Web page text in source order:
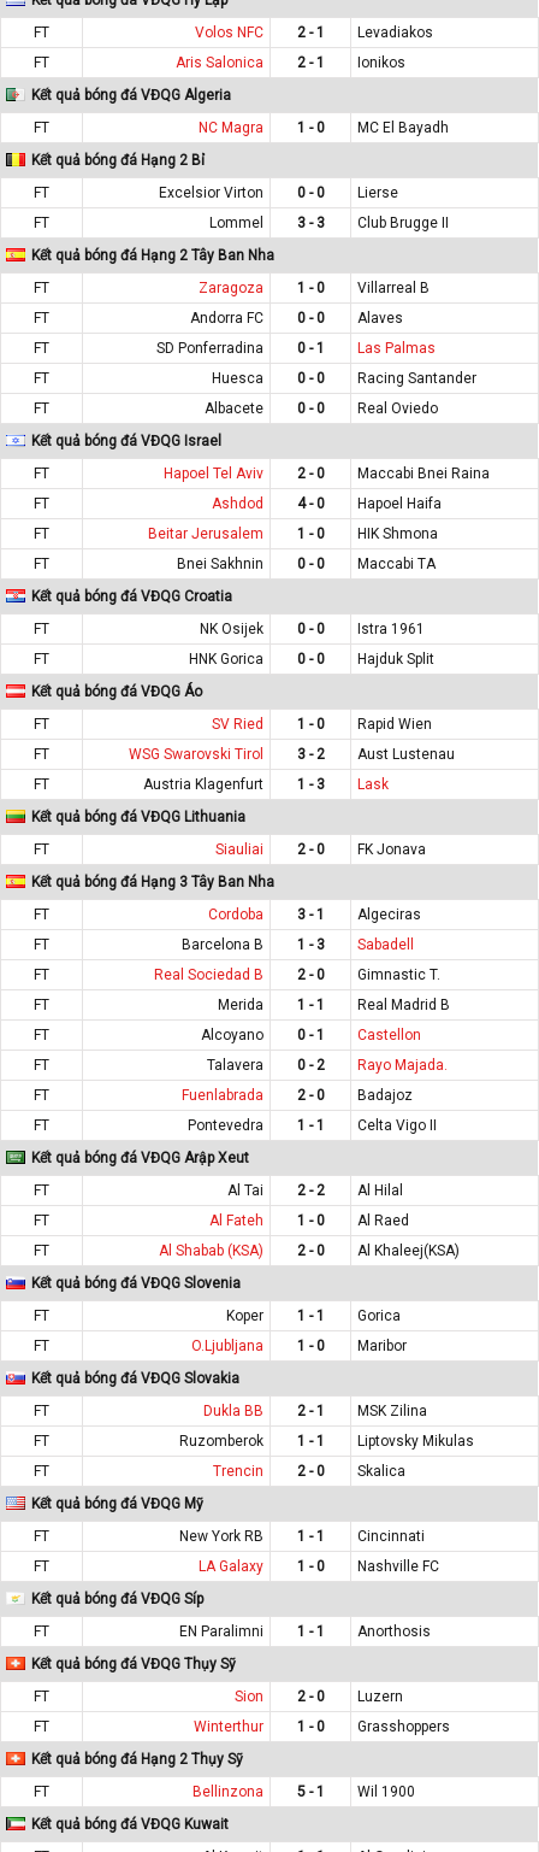
FT
Volos NFC 2 - 1
Levadiakos
FT
Aris Salonica 2 - 1
Ionikos
Kết quả bóng đá VĐQG Algeria
FT
NC Magra 1 - 0
MC El Bayadh
Kết quả bóng đá Hạng 2 Bỉ
FT
Excelsior Virton 0 - 0
Lierse
FT
Lommel 3 - 3
Club Brugge II
Kết quả bóng đá Hạng 2 Tây Ban Nha
FT
Zaragoza 1 - 0
Villarreal B
FT
Andorra FC 0 - 0
Alaves
FT
SD Ponferradina 0 - 1
Las Palmas
FT
Huesca 0 - 0
Racing Santander
FT
Albacete 0 - 0
Real Oviedo
Kết quả bóng đá VĐQG Israel
FT
Hapoel Tel Aviv 2 - 0
Maccabi Bnei Raina
FT
Ashdod 4 - 0
Hapoel Haifa
FT
Beitar Jerusalem 1 - 0
HIK Shmona
FT
Bnei Sakhnin 0 - 0
Maccabi TA
Kết quả bóng đá VĐQG Croatia
FT
NK Osijek 0 - 0
Istra 1961
FT
HNK Gorica 0 - 0
Hajduk Split
Kết quả bóng đá VĐQG Áo
FT
SV Ried 1 - 0
Rapid Wien
FT
WSG Swarovski Tirol 3 - 2
Aust Lustenau
FT
Austria Klagenfurt 1 - 3
Lask
Kết quả bóng đá VĐQG Lithuania
FT
Siauliai 2 - 0
FK Jonava
Kết quả bóng đá Hạng 3 Tây Ban Nha
FT
Cordoba 3 - 1
Algeciras
FT
Barcelona B 1 - 3
Sabadell
FT
Real Sociedad B 2 - 0
Gimnastic T.
FT
Merida 1 - 1
Real Madrid B
FT
Alcoyano 0 - 1
Castellon
FT
Talavera 0 - 2
Rayo Majada.
FT
Fuenlabrada 2 - 0
Badajoz
FT
Pontevedra 1 - 1
Celta Vigo II
Kết quả bóng đá VĐQG Arập Xeut
FT
Al Tai 2 - 2
Al Hilal
FT
Al Fateh 1 - 0
Al Raed
FT
Al Shabab (KSA) 2 - 0
Al Khaleej(KSA)
Kết quả bóng đá VĐQG Slovenia
FT
Koper 1 - 1
Gorica
FT
O.Ljubljana 1 - 0
Maribor
Kết quả bóng đá VĐQG Slovakia
FT
Dukla BB 2 - 1
MSK Zilina
FT
Ruzomberok 1 - 1
Liptovsky Mikulas
FT
Trencin 2 - 0
Skalica
Kết quả bóng đá VĐQG Mỹ
FT
New York RB 1 - 1
Cincinnati
FT
LA Galaxy 1 - 0
Nashville FC
Kết quả bóng đá VĐQG Síp
FT
EN Paralimni 1 - 1
Anorthosis
Kết quả bóng đá VĐQG Thụy Sỹ
FT
Sion 2 - 0
Luzern
FT
Winterthur 1 - 0
Grasshoppers
Kết quả bóng đá Hạng 2 Thụy Sỹ
FT
Bellinzona 5 - 1
Wil 1900
Kết quả bóng đá VĐQG Kuwait